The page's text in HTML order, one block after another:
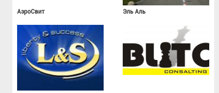
АэроСвит Эль Аль